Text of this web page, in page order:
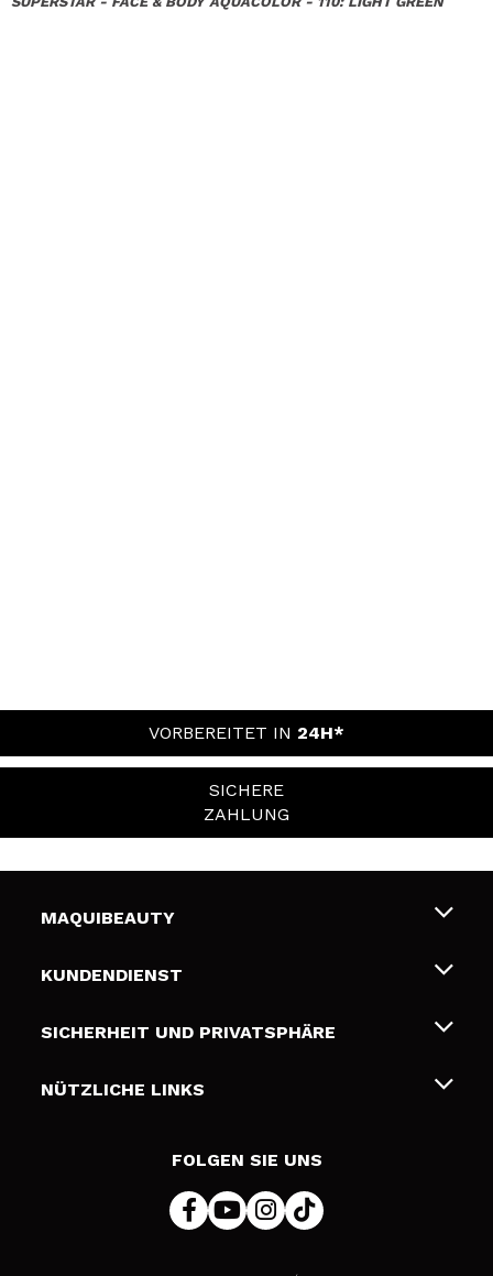
VORBEREITET IN 24H*
SICHERE
ZAHLUNG
MAQUIBEAUTY
Über uns
Geschenkkarten
KUNDENDIENST
Liefer- und Versandkosten
Zahlung
SICHERHEIT UND PRIVATSPHÄRE
Bedingungen und Datenschutz
NÜTZLICHE LINKS
FOLGEN SIE UNS